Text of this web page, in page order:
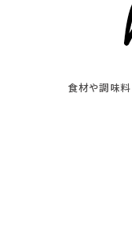
食材や調味